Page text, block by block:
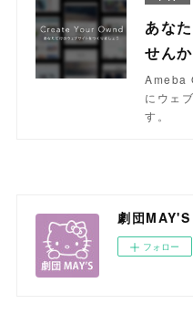
あな
せんか
Ameba
にウェ
す。
フォロー